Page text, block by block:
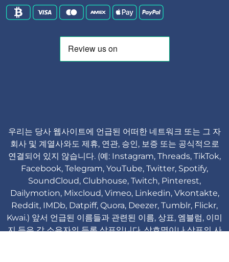
우리는 당사 웹사이트에 언급된 어떠한 네트워크 또는 그 자
회사 및 계열사와도 제휴, 연관, 승인, 보증 또는 공식적으로
연결되어 있지 않습니다. (예: Instagram, Threads, TikTok,
Facebook, Telegram, YouTube, Twitter, Spotify,
SoundCloud, Clubhouse, Twitch, Pinterest,
Dailymotion, Mixcloud, Vimeo, Linkedin, Vkontakte,
Reddit, IMDb, Datpiff, Quora, Deezer, Tumblr, Flickr,
Kwai.) 앞서 언급된 이름들과 관련된 이름, 상표, 엠블럼, 이미
지 등은 각 소유자의 등록 상표입니다. 상호명이나 상표의 사